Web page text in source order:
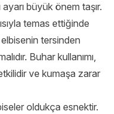
büyük önem taşır.
temas ettiğinde
tersinden
Buhar kullanımı,
etkilidir ve kumaşa zarar
oldukça esnektir.